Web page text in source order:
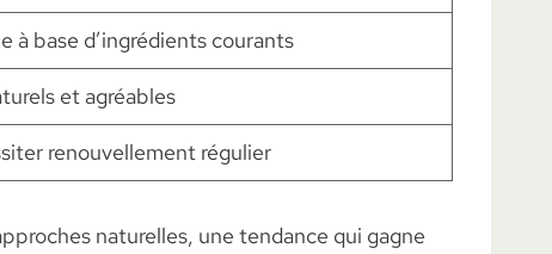
à base d’ingrédients courants
et agréables
renouvellement régulier
naturelles, une tendance qui gagne